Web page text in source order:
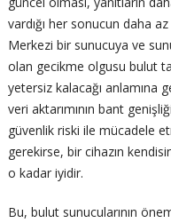
vardığı her sonucun daha
Merkezi bir sunucuya ve
olan gecikme olgusu bulut
yetersiz kalacağı anlamına
veri aktarımının bant
güvenlik riski ile mücadele
gerekirse, bir cihazın
o kadar iyidir.
Bu, bulut sunucularının